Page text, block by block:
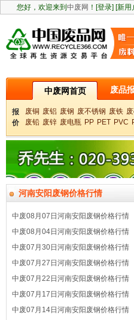
您好，欢迎来到 中废网 ！ [登录] [新用
中废网首页 废品
报
价
废铜 废铝 废钢 废不锈钢 废铁
废铅 废锌 废电瓶 PP PET PVC
河南安阳废钢价格行情
中废08月07日河南安阳废钢价格行情
中废08月04日河南安阳废钢价格行情
中废07月30日河南安阳废钢价格行情
中废07月27日河南安阳废钢价格行情
中废07月22日河南安阳废钢价格行情
中废07月17日河南安阳废钢价格行情
中废07月14日河南安阳废钢价格行情